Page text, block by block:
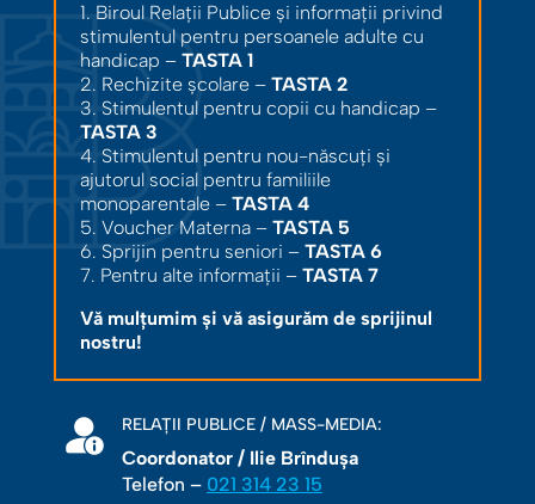
1. Biroul Relații Publice și informații privind
stimulentul pentru persoanele adulte cu
handicap – TASTA 1
2. Rechizite școlare – TASTA 2
3. Stimulentul pentru copii cu handicap –
TASTA 3
4. Stimulentul pentru nou-născuți și
ajutorul social pentru familiile
monoparentale – TASTA 4
5. Voucher Materna – TASTA 5
6. Sprijin pentru seniori – TASTA 6
7. Pentru alte informații – TASTA 7
Vă mulțumim și vă asigurăm de sprijinul
nostru!
RELAȚII PUBLICE / MASS-MEDIA:
Coordonator / Ilie Brîndușa
Telefon – 021 314 23 15